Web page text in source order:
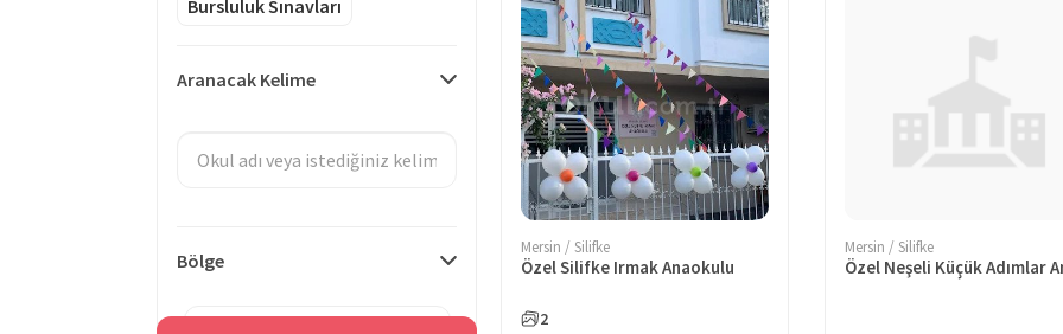
Bursluluk Sınavları
Aranacak Kelime
Bölge
Mersin / Silifke
Özel Silifke Irmak Anaokulu
2
Mersin / Silifke